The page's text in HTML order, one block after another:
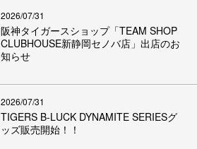
2026/07/31
阪神タイガースショップ「TEAM SHOP
CLUBHOUSE新静岡セノバ店」出店のお
知らせ
2026/07/31
TIGERS B-LUCK DYNAMITE SERIESグ
ッズ販売開始！！